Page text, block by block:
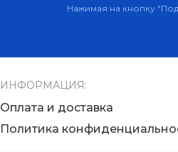
Нажимая на кнопку
ИНФОРМАЦИЯ:
Оплата и доставка
Политика